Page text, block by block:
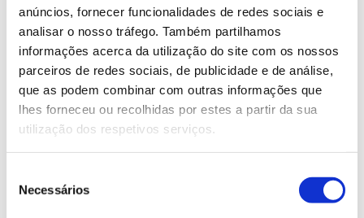
anúncios, fornecer funcionalidades de redes sociais e
analisar o nosso tráfego. Também partilhamos
informações acerca da utilização do site com os nossos
parceiros de redes sociais, de publicidade e de análise,
que as podem combinar com outras informações que
lhes forneceu ou recolhidas por estes a partir da sua
utilização dos respetivos serviços.
Necessários
ÁGUA